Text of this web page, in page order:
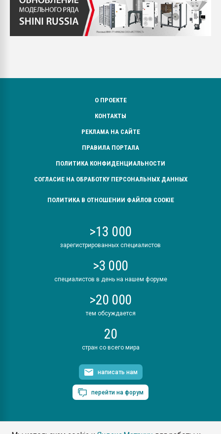
О ПРОЕКТЕ
КОНТАКТЫ
РЕКЛАМА НА САЙТЕ
ПРАВИЛА ПОРТАЛА
ПОЛИТИКА КОНФИДЕНЦИАЛЬНОСТИ
СОГЛАСИЕ НА ОБРАБОТКУ ПЕРСОНАЛЬНЫХ ДАННЫХ
ПОЛИТИКА В ОТНОШЕНИИ ФАЙЛОВ COOKIE
>13 000
зарегистрированных специалистов
>3 000
специалистов в день на нашем форуме
>20 000
тем обсуждается
20
стран со всего мира
написать нам
перейти на форум